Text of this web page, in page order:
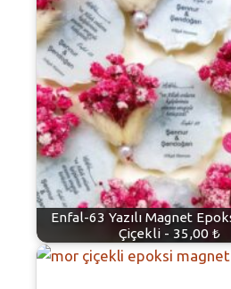
Enfal-63 Yazılı Magnet
Çiçekli - 35,00 ₺